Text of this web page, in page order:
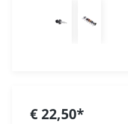
€ 22,50*